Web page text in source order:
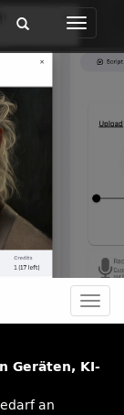
Toggle
Toggle
navigation
Geräten, KI-
an